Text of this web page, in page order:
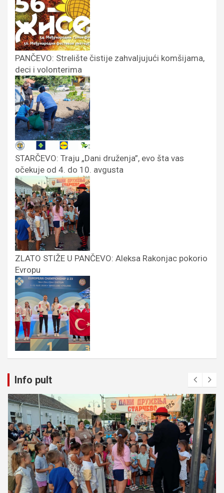
PANČEVO: Strelište čistije zahvaljujući komšijama,
deci i volonterima
STARČEVO: Traju „Dani druženja”, evo šta vas
očekuje od 4. do 10. avgusta
ZLATO STIŽE U PANČEVO: Aleksa Rakonjac pokorio
Evropu
Info pult